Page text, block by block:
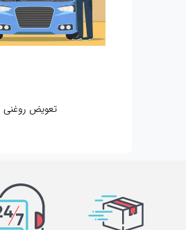
تعویض روغنی